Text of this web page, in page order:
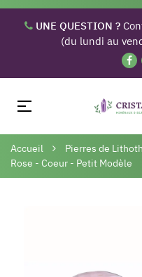
UNE QUESTION ?
(du lundi au
Basculer
navigation
☰
Accueil Pierres de
Rose - Coeur - Petit Modèle